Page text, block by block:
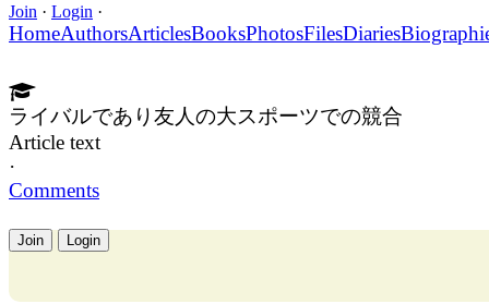
Join · Login ·
HomeAuthorsArticlesBooksPhotosFilesDiaries
ライバルであり友人の大スポーツでの競合
Article text
·
Comments
Join Login